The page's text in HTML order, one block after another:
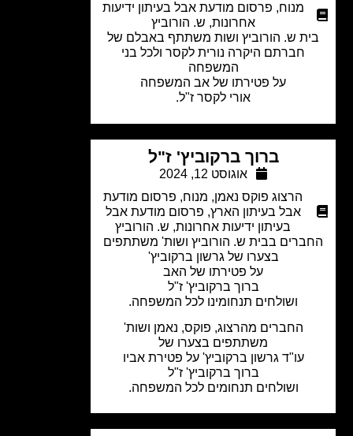
מנוח,
פרסום מודעת אבל בעיתון ידיעות
אחרונות,ש. הורוביץ
ש. הורוביץ ושות משתתף באבלם של
חברתם היקרה נורית לקסר ולכל בני
המשפחה
על פטירתו של אב המשפחה
אורי לקסר ז"ל.
ברוך ברקוביץ' ז"ל
אוגוסט 12, 2024
הרצוג פוקס נאמן,מנוח,פרסום מודעת
אבל בעיתון הארץ,פרסום מודעת אבל
בעיתון ידיעות אחרונות,ש. הורוביץ
בבית ש. הורוביץ ושות' משתתפים
בצערו של גרשון ברקוביץ'
על פטירתו של האב
ברוך ברקוביץ' ז"ל
ושולחים תנחומינו לכל המשפחה.
החברים מהרצוג, פוקס, נאמן ושות'
משתתפים בצערו של
עו"ד גרשון ברקוביץ' על פטירת אביו
ברוך ברקוביץ' ז"ל
ושולחים תנחומים לכל המשפחה.